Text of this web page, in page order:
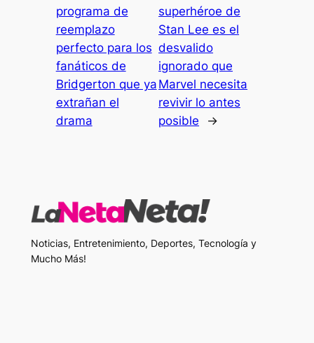
programa de
reemplazo
perfecto para los
fanáticos de
Bridgerton que ya
extrañan el
drama
superhéroe de
Stan Lee es el
desvalido
ignorado que
Marvel necesita
revivir lo antes
posible
→
Noticias, Entretenimiento, Deportes, Tecnología y
Mucho Más!